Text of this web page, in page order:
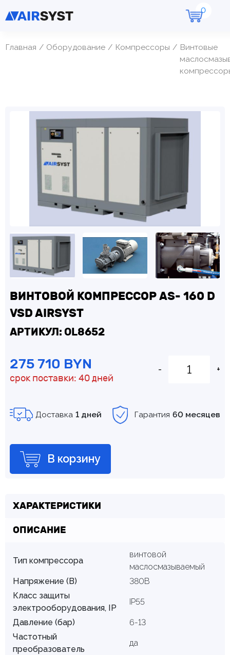
Главная Оборудование Компрессоры
Винтовые
ВИНТОВОЙ КОМПРЕССОР AS- 160 D
VSD AIRSYST
АРТИКУЛ: OL8652
275 710 BYN
срок поставки: 40 дней
- +
Доставка 1 дней Гарантия 60 месяцев
В корзину
ХАРАКТЕРИСТИКИ
ОПИСАНИЕ
Тип компрессора
винтовой
маслосмазываемый
Напряжение (В)
380В
Класс защиты
электрооборудования, IP
IP55
Давление (бар)
6-13
Частотный
преобразователь
да